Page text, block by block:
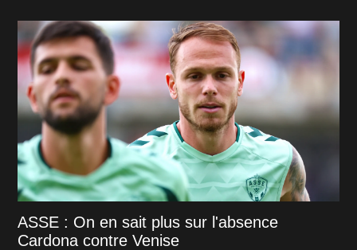
ASSE : On en sait plus sur l'absence
Cardona contre Venise